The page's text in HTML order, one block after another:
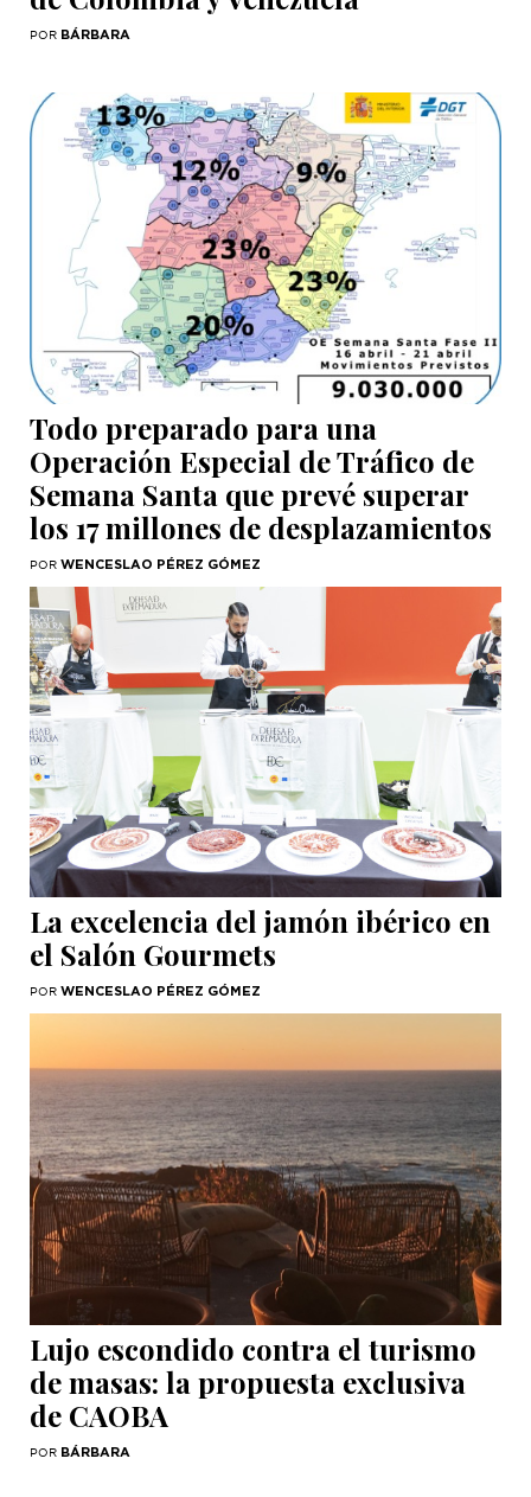
POR BÁRBARA
Todo preparado para una
Operación Especial de Tráfico de
Semana Santa que prevé superar
los 17 millones de desplazamientos
POR WENCESLAO PÉREZ GÓMEZ
La excelencia del jamón ibérico en
el Salón Gourmets
POR WENCESLAO PÉREZ GÓMEZ
Lujo escondido contra el turismo
de masas: la propuesta exclusiva
de CAOBA
POR BÁRBARA